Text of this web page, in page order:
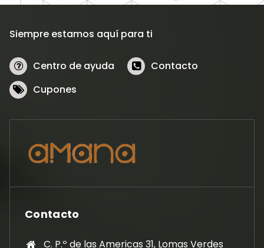
Siempre estamos aquí para ti
Centro de ayuda
Contacto
Cupones
Contacto
C. P.º de las Americas 31, Lomas Verdes